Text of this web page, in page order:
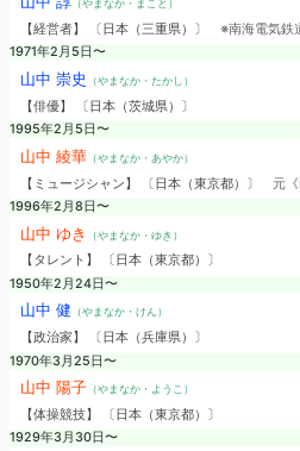
（やまなか・まこと）
【経営者】 〔日本（三重県）〕 ※南海電気鉄
1971年2月5日〜
山中 崇史 （やまなか・たかし）
【俳優】 〔日本（茨城県）〕
1995年2月5日〜
山中 綾華（やまなか・あやか）
【ミュージシャン】 〔日本（東京都）〕 元
1996年2月8日〜
山中 ゆき （やまなか・ゆき）
【タレント】 〔日本（東京都）〕
1950年2月24日〜
山中 健 （やまなか・けん）
【政治家】 〔日本（兵庫県）〕
1970年3月25日〜
山中 陽子（やまなか・ようこ）
【体操競技】 〔日本（東京都）〕
1929年3月30日〜